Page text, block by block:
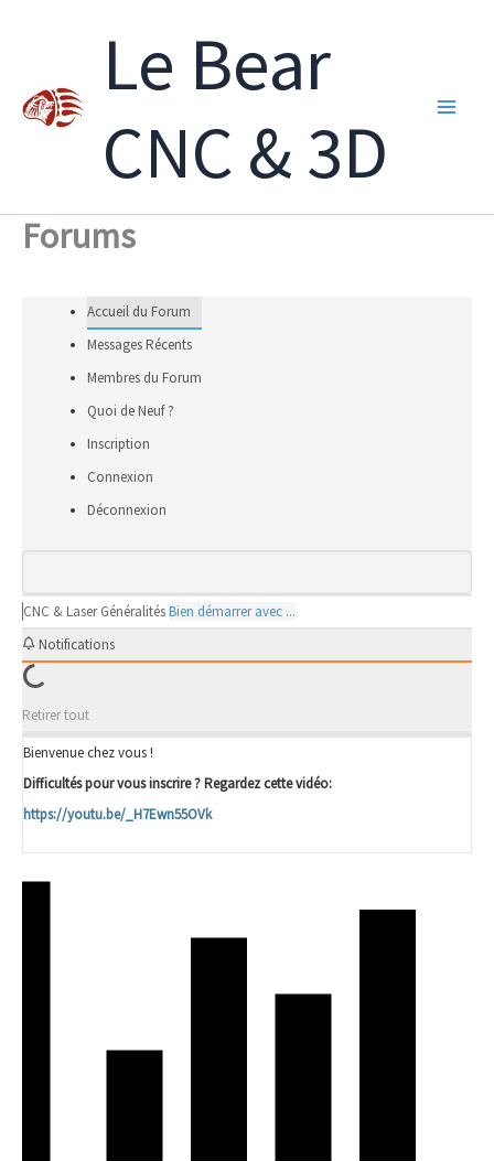
Le Bear
CNC & 3D
Forums
Accueil du Forum
Messages Récents
Membres du Forum
Quoi de Neuf ?
Inscription
Connexion
Déconnexion
CNC & Laser GénéralitésBien démarrer avec ...
Notifications
Retirer tout
Bienvenue chez vous !
Difficultés pour vous inscrire ? Regardez cette vidéo:
https://youtu.be/_H7Ewn55OVk